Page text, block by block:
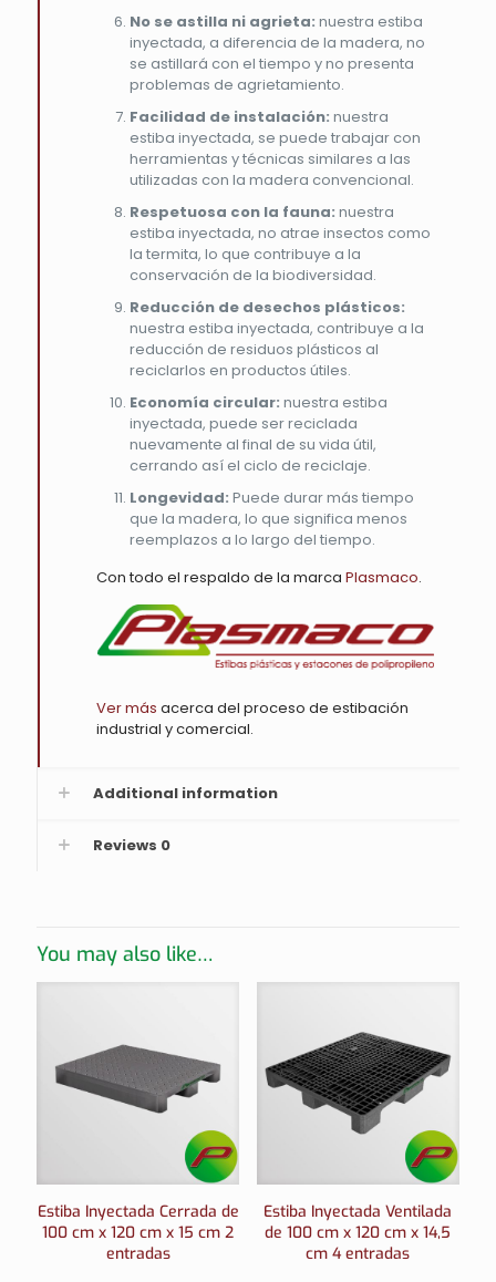
No se astilla ni agrieta: nuestra estiba
inyectada, a diferencia de la madera, no
se astillará con el tiempo y no presenta
problemas de agrietamiento.
Facilidad de instalación: nuestra
estiba inyectada, se puede trabajar con
herramientas y técnicas similares a las
utilizadas con la madera convencional.
Respetuosa con la fauna: nuestra
estiba inyectada, no atrae insectos como
la termita, lo que contribuye a la
conservación de la biodiversidad.
Reducción de desechos plásticos:
nuestra estiba inyectada, contribuye a la
reducción de residuos plásticos al
reciclarlos en productos útiles.
Economía circular: nuestra estiba
inyectada, puede ser reciclada
nuevamente al final de su vida útil,
cerrando así el ciclo de reciclaje.
Longevidad: Puede durar más tiempo
que la madera, lo que significa menos
reemplazos a lo largo del tiempo.
Con todo el respaldo de la marcaPlasmaco.
Ver más acerca del proceso de estibación
industrial y comercial.
Additional information
Reviews 0
You may also like…
Estiba Inyectada Cerrada de
100 cm x 120 cm x 15 cm 2
entradas
Estiba Inyectada Ventilada
de 100 cm x 120 cm x 14,5
cm 4 entradas